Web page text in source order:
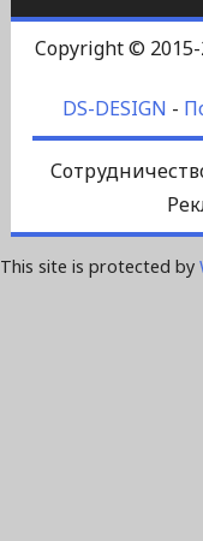
Copyright © 2015-
DS-DESIGN -
This site is protected by